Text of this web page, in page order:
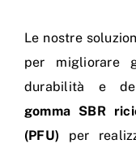
Le nostre
per migliorare
durabilità e
gomma SBR
(PFU) per